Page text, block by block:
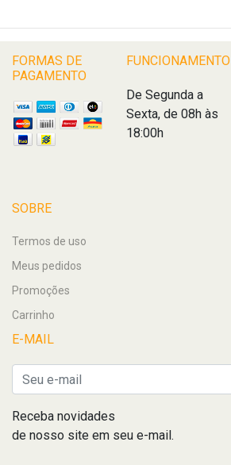
FORMAS DE
PAGAMENTO
FUNCIONAMENTO
De Segunda a
Sexta, de 08h às
18:00h
SOBRE
Termos de uso
Meus pedidos
Promoções
Carrinho
E-MAIL
Receba novidades
de nosso site em seu e-mail.